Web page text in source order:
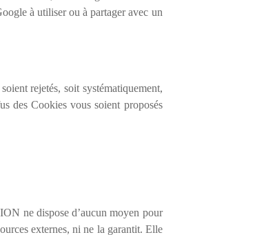
à utiliser ou à partager avec un
rejetés, soit systématiquement,
des Cookies vous soient proposés
ne dispose d’aucun moyen pour
externes, ni ne la garantit. Elle